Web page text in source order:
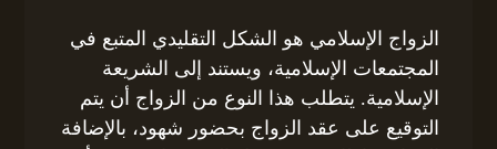
الزواج الإسلامي هو الشكل التقليدي المتبع في
المجتمعات الإسلامية، ويستند إلى الشريعة
الإسلامية. يتطلب هذا النوع من الزواج أن يتم
التوقيع على عقد الزواج بحضور شهود، بالإضافة